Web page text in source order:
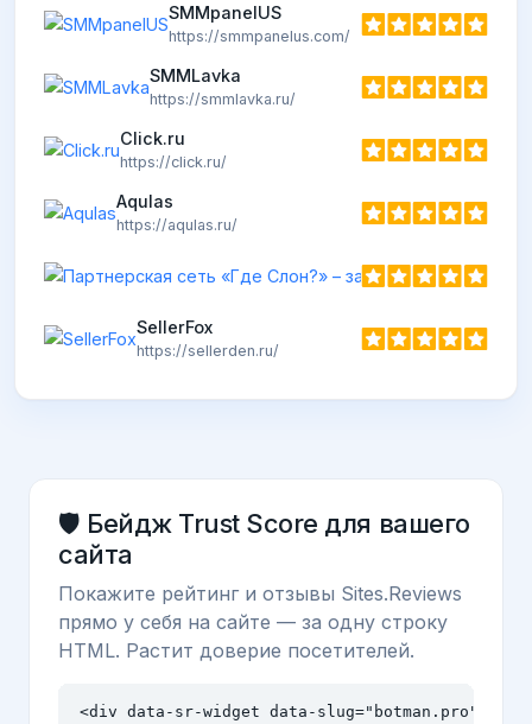
SMMpanelUS
https://smmpanelus.com/
SMMLavka
https://smmlavka.ru/
Click.ru
https://click.ru/
Aqulas
https://aqulas.ru/
SellerFox
https://sellerden.ru/
🛡️ Бейдж Trust Score для вашего
сайта
Покажите рейтинг и отзывы Sites.Reviews
прямо у себя на сайте — за одну строку
HTML. Растит доверие посетителей.
<div data-sr-widget data-slug="botman.pro"